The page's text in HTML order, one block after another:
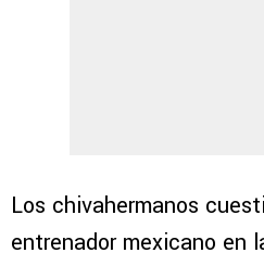
Los chivahermanos
entrenador mexicano en